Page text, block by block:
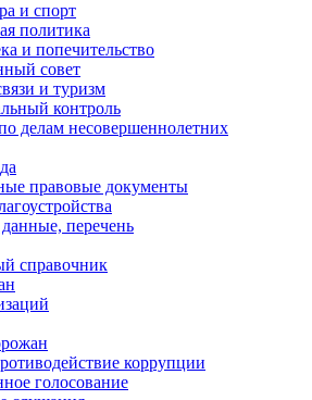
и спорт
политика
и попечительство
совет
и туризм
контроль
делам несовершеннолетних
правовые документы
перечень
справочник
коррупции
голосование